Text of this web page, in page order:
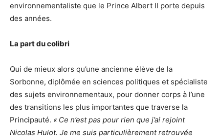
environnementaliste que le Prince Albert II porte depuis
des années.
La part du colibri
Qui de mieux alors qu’une ancienne élève de la
Sorbonne, diplômée en sciences politiques et spécialiste
des sujets environnementaux, pour donner corps à l’une
des transitions les plus importantes que traverse la
Principauté. « Ce n’est pas pour rien que j’ai rejoint
Nicolas Hulot. Je me suis particulièrement retrouvée